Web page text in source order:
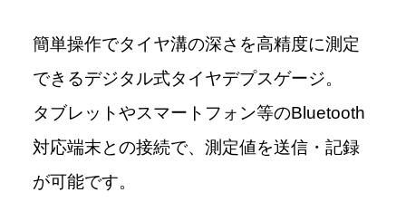
簡単操作でタイヤ溝の深さを高精度に測定
できるデジタル式タイヤデプスゲージ。
タブレットやスマートフォン等のBluetooth
対応端末との接続で、測定値を送信・記録
が可能です。